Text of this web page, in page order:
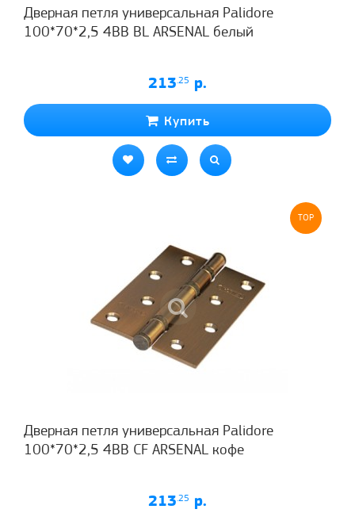
Дверная петля универсальная Palidore
100*70*2,5 4ВВ BL ARSENAL белый
213.25 р.
Купить
TOP
Дверная петля универсальная Palidore
100*70*2,5 4ВВ CF ARSENAL кофе
213.25 р.